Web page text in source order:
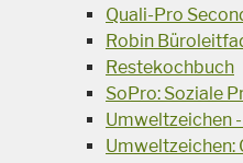
Quali-Pro
Robin
Restekochbuch
SoPro: Soziale
Umweltzeichen
Umweltzeichen: